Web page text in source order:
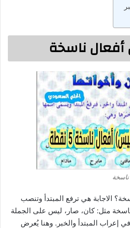
ناسخة
الاجابة هي ترفع المبتدأ وتنصب
مثل: كان، صار، ليس على الجملة
في إعراب المبتدأ والخبر. وهنا يُعرض